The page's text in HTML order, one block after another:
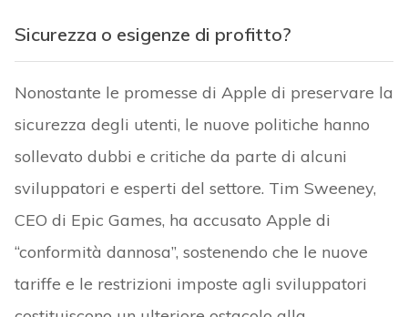
Sicurezza o esigenze di profitto?
Nonostante le promesse di Apple di preservare la
sicurezza degli utenti, le nuove politiche hanno
sollevato dubbi e critiche da parte di alcuni
sviluppatori e esperti del settore. Tim Sweeney,
CEO di Epic Games, ha accusato Apple di
“conformità dannosa”, sostenendo che le nuove
tariffe e le restrizioni imposte agli sviluppatori